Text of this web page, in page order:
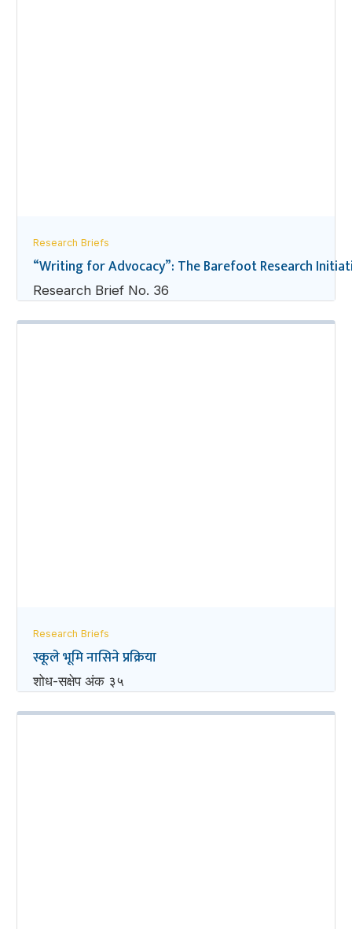
Research Briefs
“Writing for Advocacy”: The Barefoot Research
Research Brief No. 36
Research Briefs
स्कूले भूमि नासिने प्रक्रिया
शोध-स‌क्षेप अंक ३५